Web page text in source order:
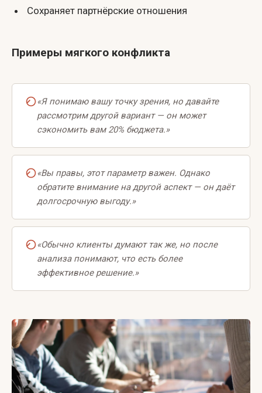
Сохраняет партнёрские отношения
Примеры мягкого конфликта
«Я понимаю вашу точку зрения, но давайте
рассмотрим другой вариант — он может
сэкономить вам 20% бюджета.»
«Вы правы, этот параметр важен. Однако
обратите внимание на другой аспект — он даёт
долгосрочную выгоду.»
«Обычно клиенты думают так же, но после
анализа понимают, что есть более
эффективное решение.»